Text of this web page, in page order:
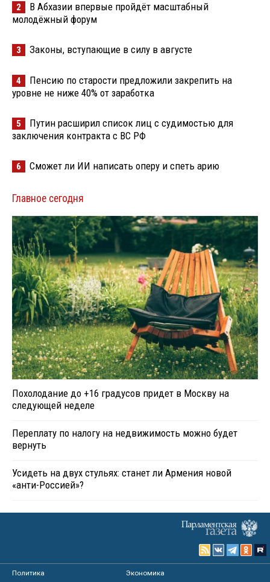
2
В Абхазии впервые пройдёт масштабный
молодёжный форум
3 Законы, вступающие в силу в августе
4
Пенсию по старости предложили закрепить на
уровне не ниже 40% от заработка
5
Путин расширил список лиц с судимостью для
заключения контракта с ВС РФ
6 Сможет ли ИИ написать оперу и спеть арию
Главное сегодня
Похолодание до +16 градусов придет в Москву на
следующей неделе
Переплату по налогу на недвижимость можно будет
вернуть
Усидеть на двух стульях: станет ли Армения новой
«анти-Россией»?
Политика
Экономика